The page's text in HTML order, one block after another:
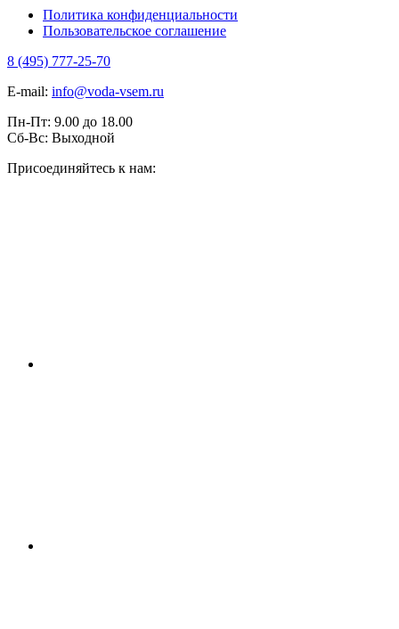
Политика конфиденциальности
Пользовательское соглашение
8 (495) 777-25-70
E-mail: info@voda-vsem.ru
Пн-Пт: 9.00 до 18.00
Сб-Вс: Выходной
Присоединяйтесь к нам: